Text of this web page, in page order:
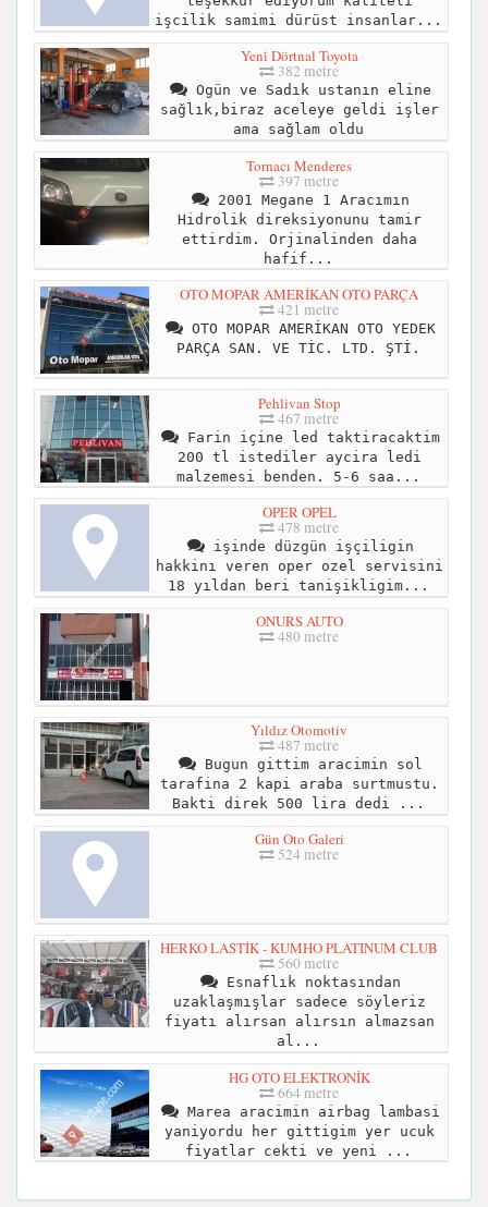
işcilik samimi dürüst insanlar...
Yeni̇ Dörtnal Toyota
382 metre
Ogün ve Sadık ustanın eline
sağlık,biraz aceleye geldi işler
ama sağlam oldu
Tornacı Menderes
397 metre
2001 Megane 1 Aracımın
Hidrolik direksiyonunu tamir
ettirdim. Orjinalinden daha
hafif...
OTO MOPAR AMERİKAN OTO PARÇA
421 metre
OTO MOPAR AMERİKAN OTO YEDEK
PARÇA SAN. VE TİC. LTD. ŞTİ.
Pehlivan Stop
467 metre
Farin içine led taktiracaktim
200 tl istediler aycira ledi
malzemesi benden. 5-6 saa...
OPER OPEL
478 metre
işinde düzgün işçiligin
hakkinı veren oper ozel servisini
18 yıldan beri tanişikligim...
ONURS AUTO
480 metre
Yıldız Otomotiv
487 metre
Bugun gittim aracimin sol
tarafina 2 kapi araba surtmustu.
Bakti direk 500 lira dedi ...
Gün Oto Galeri
524 metre
HERKO LASTİK - KUMHO PLATINUM CLUB
560 metre
Esnaflık noktasından
uzaklaşmışlar sadece söyleriz
fiyatı alırsan alırsın almazsan
al...
HG OTO ELEKTRONİK
664 metre
Marea aracimin airbag lambasi
yaniyordu her gittigim yer ucuk
fiyatlar cekti ve yeni ...